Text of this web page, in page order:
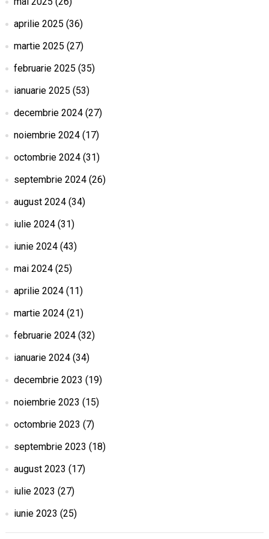
aprilie 2025 (36)
martie 2025 (27)
februarie 2025 (35)
ianuarie 2025 (53)
decembrie 2024(27)
noiembrie 2024(17)
octombrie 2024(31)
septembrie 2024(26)
august 2024(34)
iulie 2024(31)
iunie 2024(43)
mai 2024(25)
aprilie 2024(11)
martie 2024(21)
februarie 2024(32)
ianuarie 2024(34)
decembrie 2023 (19)
noiembrie 2023 (15)
octombrie 2023 (7)
septembrie 2023 (18)
august 2023 (17)
iulie 2023 (27)
iunie 2023 (25)